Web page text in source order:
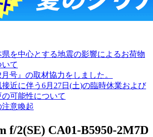
県を中心とする地震の影響によるお荷物
て
月号』の取材協力をしました。
接近に伴う6月27日(土)の臨時休業および
可能性について
意喚起
f/2(SE) CA01-B5950-2M7D